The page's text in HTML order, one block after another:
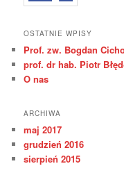
OSTATNIE WPISY
Prof. zw. Bogdan
prof. dr hab. Piotr
O nas
ARCHIWA
maj 2017
grudzień 2016
sierpień 2015